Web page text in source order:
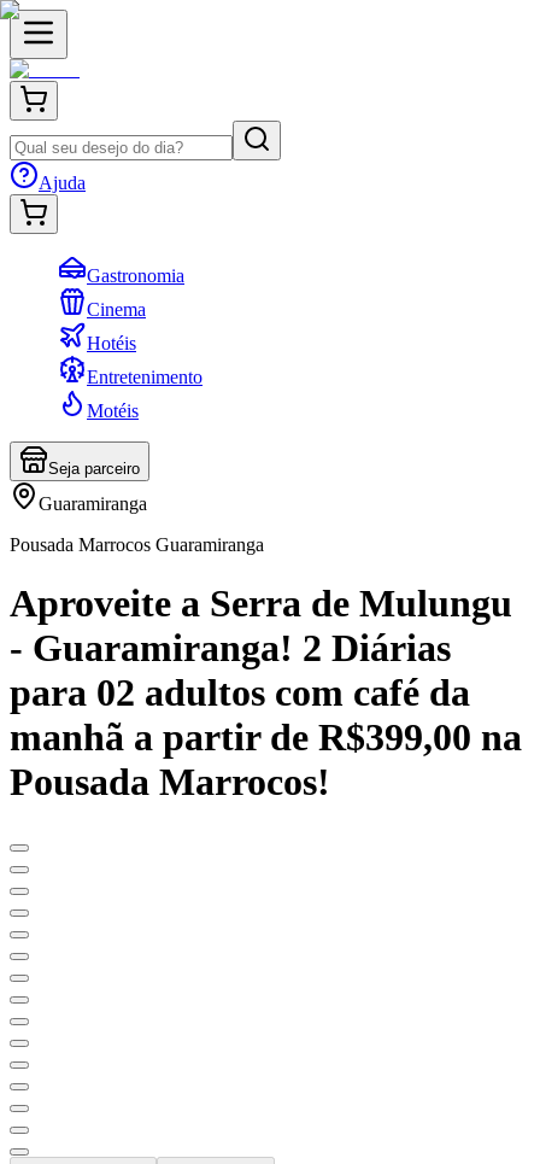
Ajuda
Gastronomia
Cinema
Hotéis
Entretenimento
Motéis
Seja parceiro
Guaramiranga
Pousada Marrocos Guaramiranga
Aproveite a Serra de Mulungu
- Guaramiranga! 2 Diárias
para 02 adultos com café da
manhã a partir de R$399,00 na
Pousada Marrocos!